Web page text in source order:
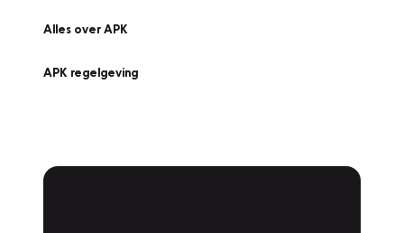
Alles over APK
APK regelgeving